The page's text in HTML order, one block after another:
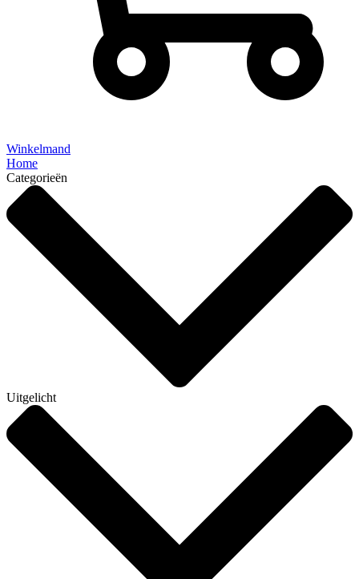
Winkelmand
Home
Categorieën
Uitgelicht